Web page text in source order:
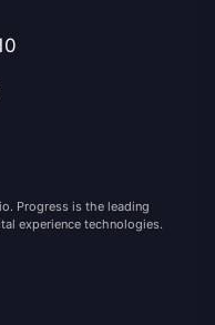
Progress is the leading
experience technologies.